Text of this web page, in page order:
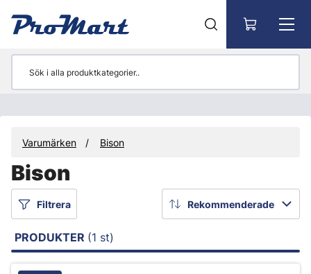
Varumärken Bison
Bison
Filtrera Rekommenderade
PRODUKTER (1 st)